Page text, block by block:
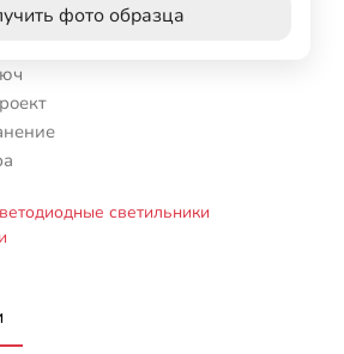
фото образца
светильники